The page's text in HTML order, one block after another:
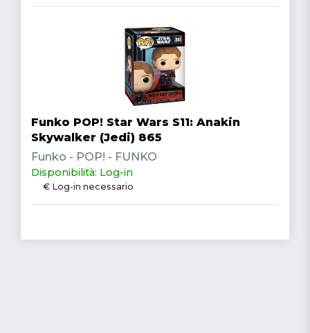
Funko POP! Star Wars S11: Anakin
Skywalker (Jedi) 865
Funko - POP! - FUNKO
Disponibilità: Log-in
€ Log-in necessario